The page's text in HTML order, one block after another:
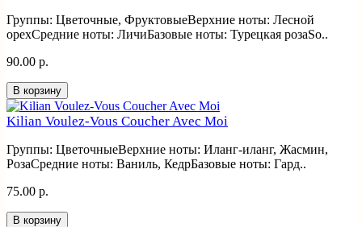
Группы: Цветочные, ФруктовыеВерхние ноты: Лесной
орехСредние ноты: ЛичиБазовые ноты: Турецкая розаSo..
90.00 р.
В корзину
Kilian Voulez-Vous Coucher Avec Moi
Группы: ЦветочныеВерхние ноты: Иланг-иланг, Жасмин,
РозаСредние ноты: Ваниль, КедрБазовые ноты: Гард..
75.00 р.
В корзину